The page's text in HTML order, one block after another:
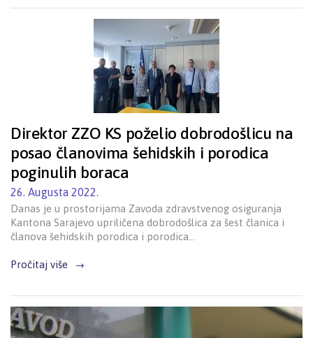
Direktor ZZO KS poželio dobrodošlicu na
posao članovima šehidskih i porodica
poginulih boraca
26. Augusta 2022.
Danas je u prostorijama Zavoda zdravstvenog osiguranja
Kantona Sarajevo upriličena dobrodošlica za šest članica i
članova šehidskih porodica i porodica…
Pročitaj više